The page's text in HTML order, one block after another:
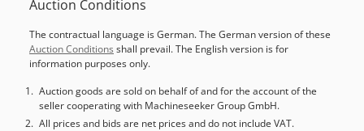
Auction Conditions
The contractual language is German. The German version of these
Auction Conditions shall prevail. The English version is for
information purposes only.
Auction goods are sold on behalf of and for the account of the
seller cooperating with Machineseeker Group GmbH.
All prices and bids are net prices and do not include VAT.